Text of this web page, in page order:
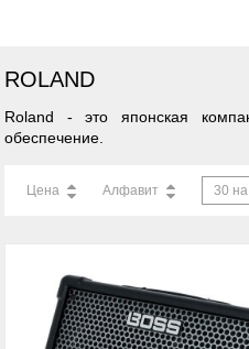
ROLAND
Roland - это японская
обеспечение.
Цена Алфавит 30